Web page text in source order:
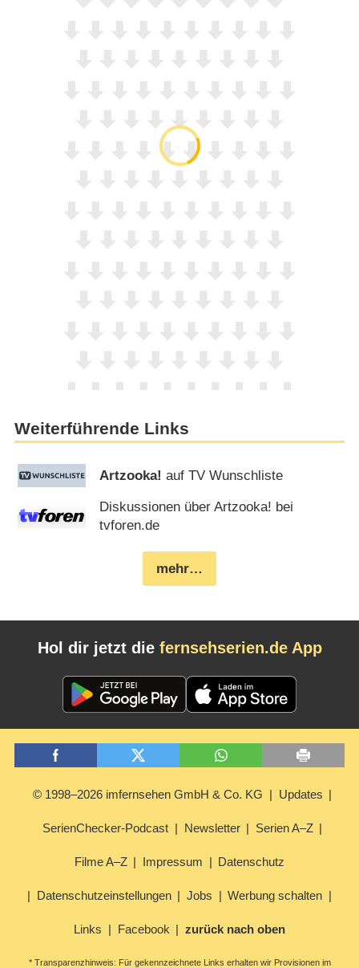
Weiterführende Links
Artzooka! auf TV Wunschliste
Diskussionen über Artzooka! bei
tvforen.de
mehr…
Hol dir jetzt die fernsehserien.de App
© 1998–2026 imfernsehen GmbH & Co. KG Updates
SerienChecker-Podcast Newsletter Serien A–Z
Filme A–Z Impressum Datenschutz
Datenschutzeinstellungen Jobs Werbung schalten
Links Facebook zurück nach oben
* Transparenzhinweis: Für gekennzeichnete Links erhalten wir Provisionen im